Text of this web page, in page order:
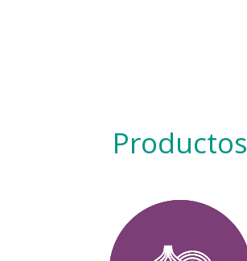
Productos